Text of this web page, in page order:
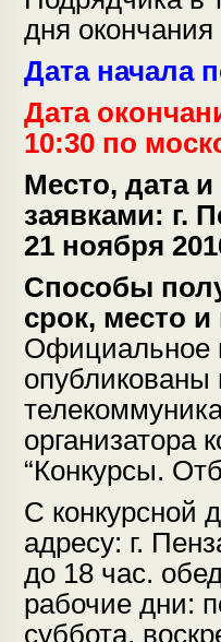
дня окончания
Дата начала
Дата
10:30 по
Место, дата
заявками: г.
21 ноября
Способы
срок, место
Официальное
организатора
“Конкурсы.
С конкурсной
адресу: г.
до 18 час.
рабочие дни:
суббота,